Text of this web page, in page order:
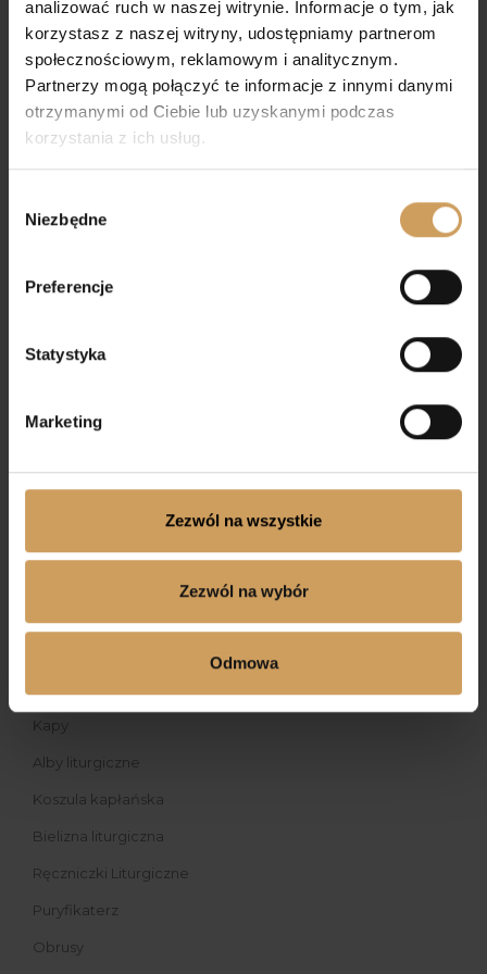
analizować ruch w naszej witrynie. Informacje o tym, jak
korzystasz z naszej witryny, udostępniamy partnerom
społecznościowym, reklamowym i analitycznym.
Partnerzy mogą połączyć te informacje z innymi danymi
otrzymanymi od Ciebie lub uzyskanymi podczas
korzystania z ich usług.
zgody
Niezbędne
Preferencje
Statystyka
Marketing
Zezwól na wszystkie
Zezwól na wybór
Odmowa
DLA DZIEWCZYNKI
Sukienki komunijne
Bolerka komunijne
Ozdoby do włosów
DLA CHŁOPCA
Obuwie komunijne
Kapy
Alby liturgiczne
Koszula kapłańska
Bielizna liturgiczna
Ręczniczki Liturgiczne
Puryfikaterz
Obrusy